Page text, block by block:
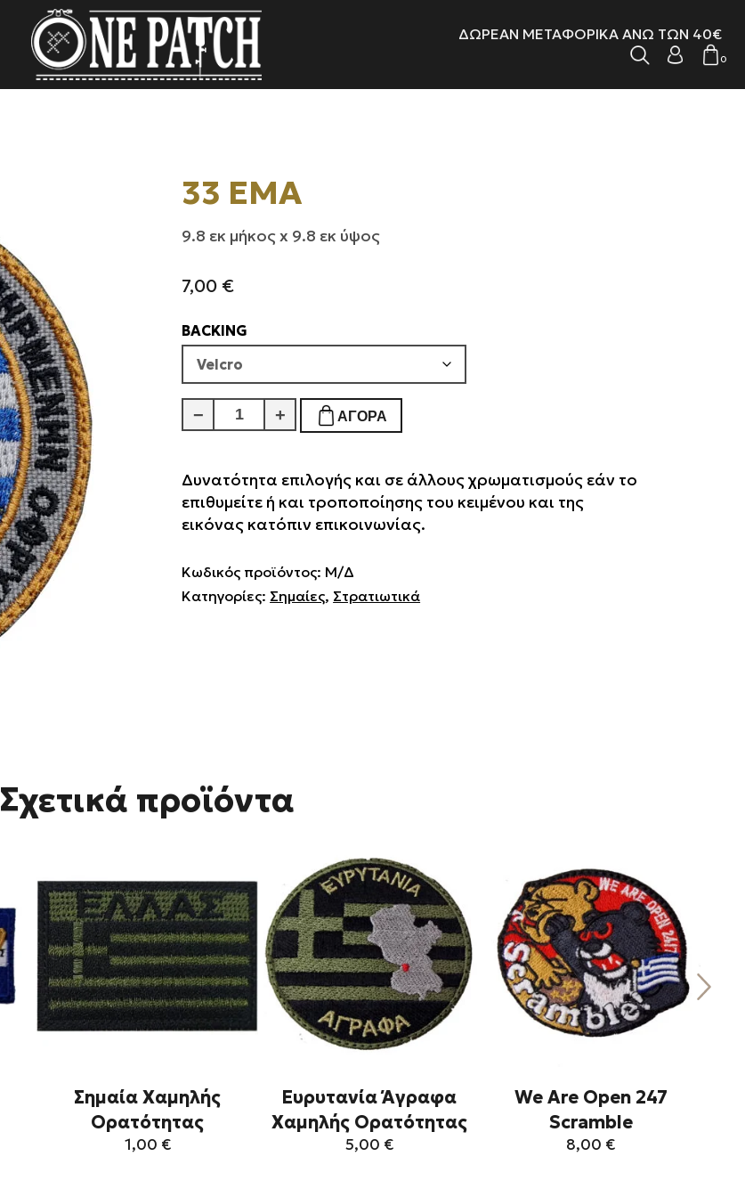
ΔΩΡΕΑΝ ΜΕΤΑΦΟΡΙΚΑ ΑΝΩ ΤΩΝ 40€
0
33 EMA
9.8 εκ μήκος x 9.8 εκ ύψος
7,00 €
BACKING
−
33
EMA
+ ΑΓΟΡΆ
Δυνατότητα επιλογής και σε άλλους χρωματισμούς εάν το
επιθυμείτε ή και τροποποίησης του κειμένου και της
εικόνας κατόπιν επικοινωνίας.
Κωδικός προϊόντος: Μ/Δ
Κατηγορίες: Σημαίες, Στρατιωτικά
Σχετικά προϊόντα
Σημαία Χαμηλής
Ορατότητας
1,00 €
Ευρυτανία Άγραφα
Χαμηλής Ορατότητας
5,00 €
We Are Open 247
Scramble
8,00 €